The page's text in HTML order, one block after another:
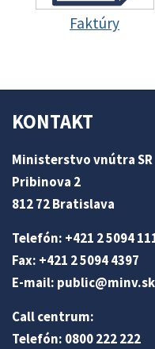
Faktúry
KONTAKT
Ministerstvo vnútra SR
Pribinova 2
812 72 Bratislava
Telefón: +421 2 5094
Fax: +421 2 5094 4397
E-mail: public@minv.sk
Call centrum:
Telefón: 0800 222 222